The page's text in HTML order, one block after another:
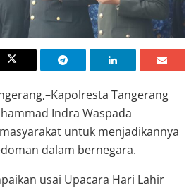
Tangerang
Indra Waspada
untuk menjadikannya
dalam bernegara.
usai Upacara Hari Lahir